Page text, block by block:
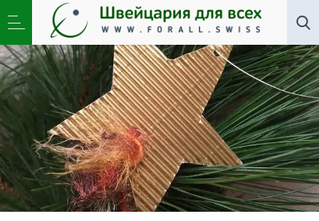
Литклуб»Белый танец